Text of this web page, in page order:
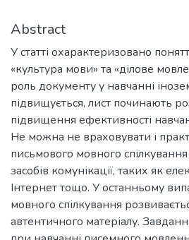
Abstract
У статті охарактеризовано
«культура мови» та «ділове
роль документу у навчанні
підвищується, лист починають
підвищення ефективності
Не можна не враховувати і
письмового мовного спілкування
засобів комунікації, таких як
Інтернет тощо. У останньому
мовного спілкування
автентичного матеріалу.